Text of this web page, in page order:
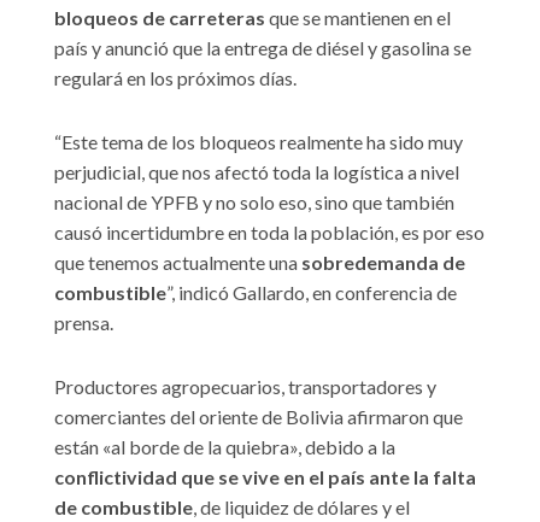
bloqueos de carreteras que se mantienen en el
país y anunció que la entrega de diésel y gasolina se
regulará en los próximos días.
“Este tema de los bloqueos realmente ha sido muy
perjudicial, que nos afectó toda la logística a nivel
nacional de YPFB y no solo eso, sino que también
causó incertidumbre en toda la población, es por eso
que tenemos actualmente una sobredemanda de
combustible”, indicó Gallardo, en conferencia de
prensa.
Productores agropecuarios, transportadores y
comerciantes del oriente de Bolivia afirmaron que
están «al borde de la quiebra», debido a la
conflictividad que se vive en el país ante la falta
de combustible , de liquidez de dólares y el